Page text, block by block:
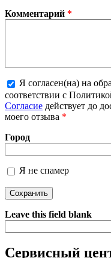
Комментарий *
Более подробная
Я согласен(на) на
соответствии с
Согласие действует до
моего отзыва *
Город
Я не спамер
Я спамер
Leave this field blank
Сервисный